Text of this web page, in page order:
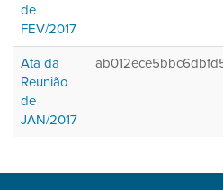
de
FEV/2017
Ata da
Reunião
de
JAN/2017